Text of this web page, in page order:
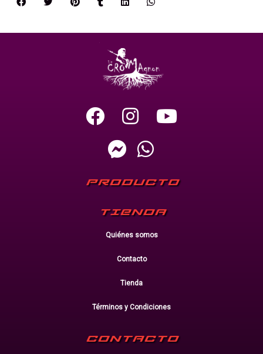
PRODUCTO
TIENDA
Quiénes somos
Contacto
Tienda
Términos y Condiciones
CONTACTO